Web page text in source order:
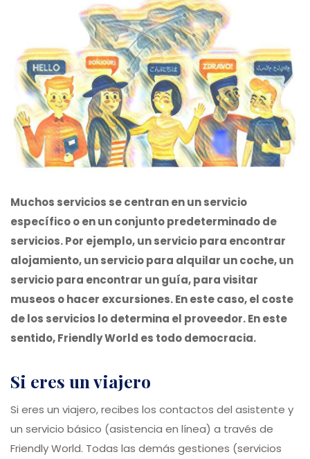
Muchos servicios se centran en un servicio
específico o en un conjunto predeterminado de
servicios. Por ejemplo, un servicio para encontrar
alojamiento, un servicio para alquilar un coche, un
servicio para encontrar un guía, para visitar
museos o hacer excursiones. En este caso, el coste
de los servicios lo determina el proveedor. En este
sentido, Friendly World es todo democracia.
si eres un viajero
Si eres un viajero, recibes los contactos del asistente y
un servicio básico (asistencia en línea) a través de
Friendly World. Todas las demás gestiones (servicios